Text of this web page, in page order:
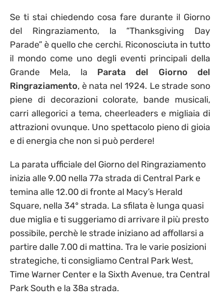
Se ti stai chiedendo cosa fare durante il Giorno
del Ringraziamento, la “Thanksgiving Day
Parade” è quello che cerchi. Riconosciuta in tutto
il mondo come uno degli eventi principali della
Grande Mela, la Parata del Giorno del
Ringraziamento, è nata nel 1924. Le strade sono
piene di decorazioni colorate, bande musicali,
carri allegorici a tema, cheerleaders e migliaia di
attrazioni ovunque. Uno spettacolo pieno di gioia
e di energia che non si può perdere!
La parata ufficiale del Giorno del Ringraziamento
inizia alle 9.00 nella 77a strada di Central Park e
temina alle 12.00 di fronte al Macy’s Herald
Square, nella 34° strada. La sfilata è lunga quasi
due miglia e ti suggeriamo di arrivare il più presto
possibile, perchè le strade iniziano ad affollarsi a
partire dalle 7.00 di mattina. Tra le varie posizioni
strategiche, ti consigliamo Central Park West,
Time Warner Center e la Sixth Avenue, tra Central
Park South e la 38a strada.